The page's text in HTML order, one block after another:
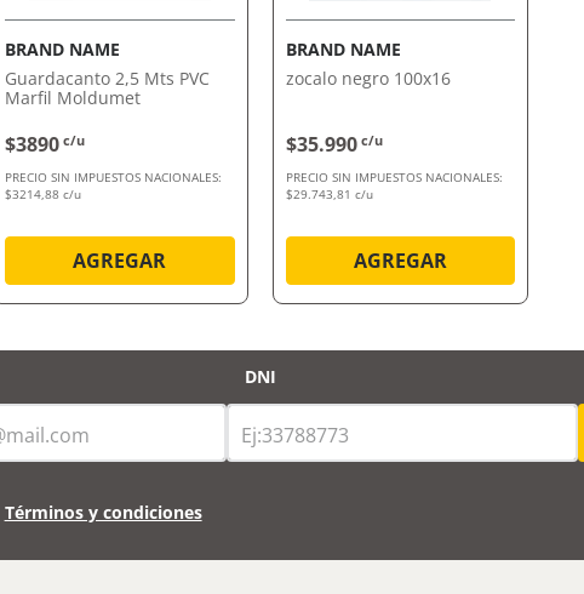
BRAND NAME
Guardacanto 2,5 Mts PVC
Marfil Moldumet
$3890 c/u
PRECIO SIN IMPUESTOS NACIONALES:
$3214,88 c/u
AGREGAR
BRAND NAME
zocalo negro 100x16
$35.990 c/u
PRECIO SIN IMPUESTOS NACIONALES:
$29.743,81 c/u
AGREGAR
DNI
Términos y condiciones